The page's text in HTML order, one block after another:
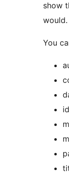
show
would.
You
id